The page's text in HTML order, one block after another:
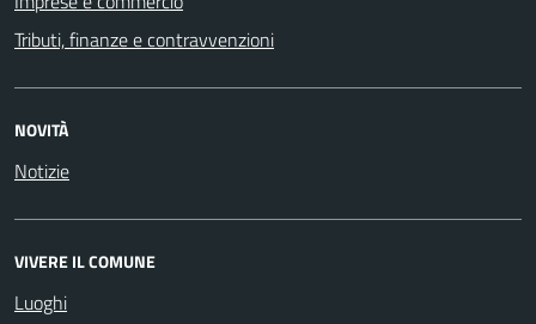
Tributi, finanze e contravvenzioni
NOVITÀ
Notizie
VIVERE IL COMUNE
Luoghi